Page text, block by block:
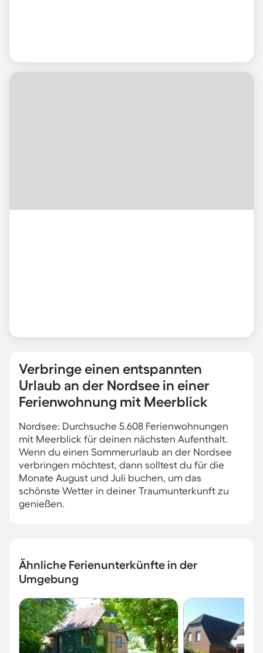
Verbringe einen entspannten
Urlaub an der Nordsee in einer
Ferienwohnung mit Meerblick
Nordsee: Durchsuche 5.608 Ferienwohnungen
mit Meerblick für deinen nächsten Aufenthalt.
Wenn du einen Sommerurlaub an der Nordsee
verbringen möchtest, dann solltest du für die
Monate August und Juli buchen, um das
schönste Wetter in deiner Traumunterkunft zu
genießen.
Ähnliche Ferienunterkünfte in der
Umgebung